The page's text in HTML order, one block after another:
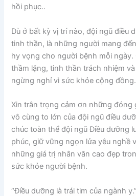
hồi phục..
Dù ở bất kỳ vị trí nào, đội ngũ điều
tinh thần, là những người mang
hy vọng cho người bệnh mỗi
thầm lặng, tinh thần trách nhiệm
ngừng nghỉ vì sức khỏe cộng đồng.
Xin trân trọng cảm ơn những đóng
vô cùng to lớn của đội ngũ điều
chúc toàn thể đội ngũ Điều dưỡng
phúc, giữ vững ngọn lửa yêu nghề
những giá trị nhân văn cao đẹp
sức khỏe người bệnh.
“Điều dưỡng là trái tim của ngành y.”